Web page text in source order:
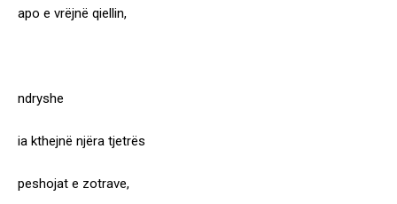
apo e vrëjnë qiellin,
ndryshe
ia kthejnë njëra tjetrës
peshojat e zotrave,